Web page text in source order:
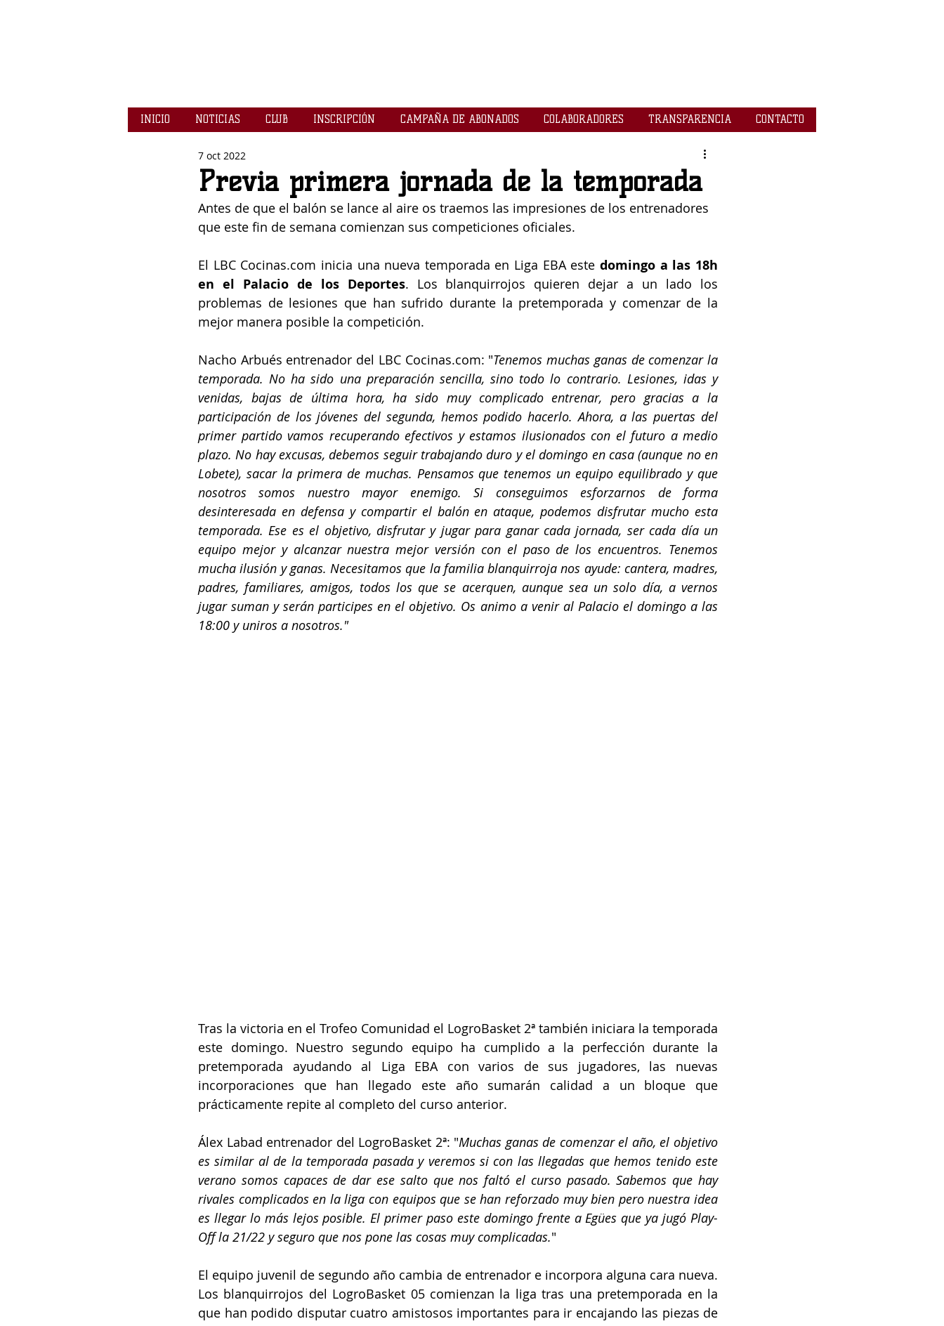
INICIO NOTICIAS CLUB INSCRIPCIÓN CAMPAÑA DE ABONADOS COLABORADORES TRANSPARENCIA CONTACTO
Previa primera jornada de la temporada
7 oct 2022
Antes de que el balón se lance al aire os traemos las impresiones de los entrenadores
que este fin de semana comienzan sus competiciones oficiales.
El LBC Cocinas.com inicia una nueva temporada en Liga EBA este domingo a las 18h
en el Palacio de los Deportes. Los blanquirrojos quieren dejar a un lado los
problemas de lesiones que han sufrido durante la pretemporada y comenzar de la
mejor manera posible la competición.
Nacho Arbués entrenador del LBC Cocinas.com: "Tenemos muchas ganas de comenzar la
temporada. No ha sido una preparación sencilla, sino todo lo contrario. Lesiones, idas y
venidas, bajas de última hora, ha sido muy complicado entrenar, pero gracias a la
participación de los jóvenes del segunda, hemos podido hacerlo. Ahora, a las puertas del
primer partido vamos recuperando efectivos y estamos ilusionados con el futuro a medio
plazo. No hay excusas, debemos seguir trabajando duro y el domingo en casa (aunque no en
Lobete), sacar la primera de muchas. Pensamos que tenemos un equipo equilibrado y que
nosotros somos nuestro mayor enemigo. Si conseguimos esforzarnos de forma
desinteresada en defensa y compartir el balón en ataque, podemos disfrutar mucho esta
temporada. Ese es el objetivo, disfrutar y jugar para ganar cada jornada, ser cada día un
equipo mejor y alcanzar nuestra mejor versión con el paso de los encuentros. Tenemos
mucha ilusión y ganas. Necesitamos que la familia blanquirroja nos ayude: cantera, madres,
padres, familiares, amigos, todos los que se acerquen, aunque sea un solo día, a vernos
jugar suman y serán participes en el objetivo. Os animo a venir al Palacio el domingo a las
18:00 y uniros a nosotros."
Tras la victoria en el Trofeo Comunidad el LogroBasket 2ª también iniciara la temporada
este domingo. Nuestro segundo equipo ha cumplido a la perfección durante la
pretemporada ayudando al Liga EBA con varios de sus jugadores, las nuevas
incorporaciones que han llegado este año sumarán calidad a un bloque que
prácticamente repite al completo del curso anterior.
Álex Labad entrenador del LogroBasket 2ª: "Muchas ganas de comenzar el año, el objetivo
es similar al de la temporada pasada y veremos si con las llegadas que hemos tenido este
verano somos capaces de dar ese salto que nos faltó el curso pasado. Sabemos que hay
rivales complicados en la liga con equipos que se han reforzado muy bien pero nuestra idea
es llegar lo más lejos posible. El primer paso este domingo frente a Egües que ya jugó Play-
Off la 21/22 y seguro que nos pone las cosas muy complicadas."
El equipo juvenil de segundo año cambia de entrenador e incorpora alguna cara nueva.
Los blanquirrojos del LogroBasket 05 comienzan la liga tras una pretemporada en la
que han podido disputar cuatro amistosos importantes para ir encajando las piezas de